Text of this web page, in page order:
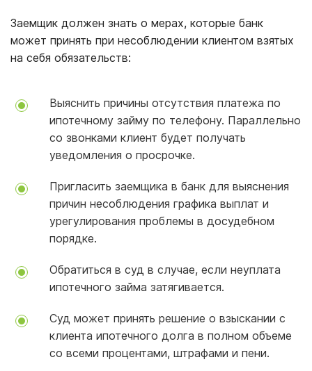
Заемщик должен знать о мерах, которые банк
может принять при несоблюдении клиентом взятых
на себя обязательств:
Выяснить причины отсутствия платежа по
ипотечному займу по телефону. Параллельно
со звонками клиент будет получать
уведомления о просрочке.
Пригласить заемщика в банк для выяснения
причин несоблюдения графика выплат и
урегулирования проблемы в досудебном
порядке.
Обратиться в суд в случае, если неуплата
ипотечного займа затягивается.
Суд может принять решение о взыскании с
клиента ипотечного долга в полном объеме
со всеми процентами, штрафами и пени.